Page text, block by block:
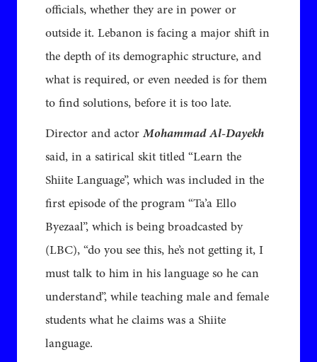
officials, whether they are in power or
outside it. Lebanon is facing a major shift in
the depth of its demographic structure, and
what is required, or even needed is for them
to find solutions, before it is too late.
Director and actorMohammad Al-Dayekh
said, in a satirical skit titled “Learn the
Shiite Language”, which was included in the
first episode of the program “Ta’a Ello
Byezaal”, which is being broadcasted by
(LBC), “do you see this, he’s not getting it, I
must talk to him in his language so he can
understand”, while teaching male and female
students what he claims was a Shiite
language.